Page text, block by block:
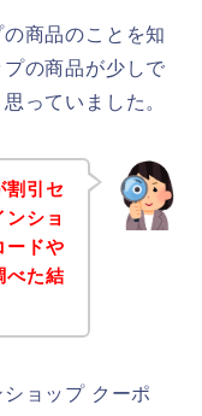
商品のことを知
の商品が少しで
っていました。
割引セ
ショ
ードや
べた結
ョップ クーポ